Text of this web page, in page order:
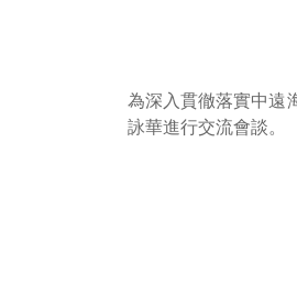
為深入貫徹落實中遠
詠華進行交流會談。